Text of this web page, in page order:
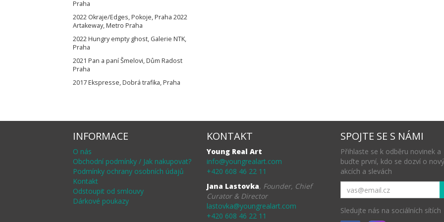
Praha
2022 Okraje/Edges, Pokoje, Praha 2022
Artakeway, Metro Praha
2022 Hungry empty ghost, Galerie NTK,
Praha
2021 Pan a paní Šmelovi, Dům Radost
Praha
2017 Ekspresse, Dobrá trafika, Praha
INFORMACE
O nás
Obchodní podmínky / Jak nakupovat?
Podmínky ochrany osobních údajů
Kontakt
Odstoupit od smlouvy
Dárkové poukazy
KONTAKT
Young Real Art
info@youngrealart.com
+420 608 46 22 11
Jana Lastovka, Founder, Chief
Curator & Director
lastovka@youngrealart.com
+420 608 46 22 11
SPOJTE SE S NÁMI
Přihlaste se k odběru novinek a
buďte první, kdo se dozví o
akcích a slevách
Sledujte nás na sociálních sítích